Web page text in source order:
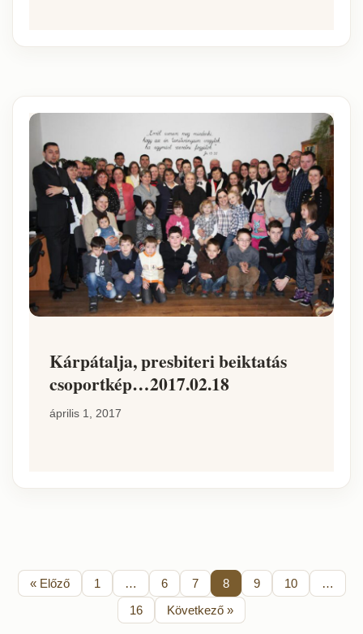
Kárpátalja, presbiteri beiktatás
csoportkép…2017.02.18
április 1, 2017
« Előző 1 … 6 7 8 9 10
…
16
Következő »